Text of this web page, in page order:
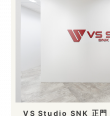
VS Studio SNK 正門